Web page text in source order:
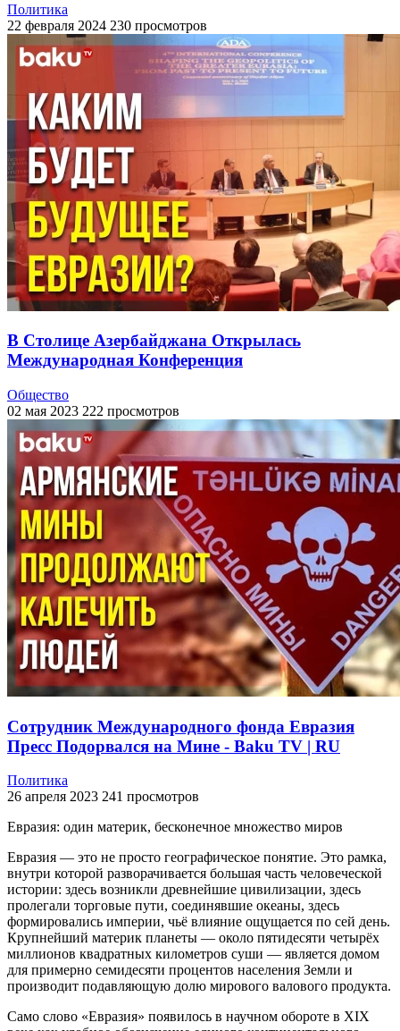
Политика
22 февраля 2024 230 просмотров
В Столице Азербайджана Открылась
Международная Конференция
Общество
02 мая 2023 222 просмотров
Сотрудник Международного фонда Евразия
Пресс Подорвался на Мине - Baku TV | RU
Политика
26 апреля 2023 241 просмотров
Евразия: один материк, бесконечное множество миров
Евразия — это не просто географическое понятие. Это рамка,
внутри которой разворачивается большая часть человеческой
истории: здесь возникли древнейшие цивилизации, здесь
пролегали торговые пути, соединявшие океаны, здесь
формировались империи, чьё влияние ощущается по сей день.
Крупнейший материк планеты — около пятидесяти четырёх
миллионов квадратных километров суши — является домом
для примерно семидесяти процентов населения Земли и
производит подавляющую долю мирового валового продукта.
Само слово «Евразия» появилось в научном обороте в XIX